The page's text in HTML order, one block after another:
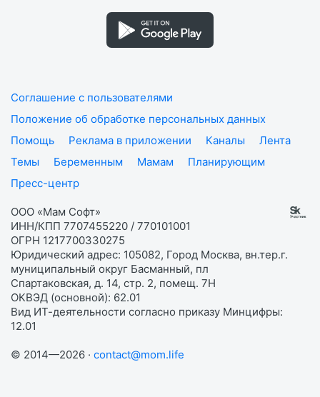
Соглашение с пользователями
Положение об обработке персональных данных
Помощь
Реклама в приложении Каналы
Лента
Темы
Беременным Мамам
Планирующим
Пресс-центр
ООО «Мам Софт»
ИНН/КПП 7707455220 / 770101001
ОГРН 1217700330275
Юридический адрес: 105082, Город Москва, вн.тер.г.
муниципальный округ Басманный, пл
Спартаковская, д. 14, стр. 2, помещ. 7Н
ОКВЭД (основной): 62.01
Вид ИТ-деятельности согласно приказу Минцифры:
12.01
© 2014—2026 · contact@mom.life